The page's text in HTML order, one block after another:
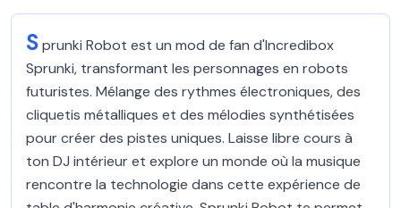
Sprunki Robot est un mod de fan d'Incredibox
Sprunki, transformant les personnages en robots
futuristes. Mélange des rythmes électroniques, des
cliquetis métalliques et des mélodies synthétisées
pour créer des pistes uniques. Laisse libre cours à
ton DJ intérieur et explore un monde où la musique
rencontre la technologie dans cette expérience de